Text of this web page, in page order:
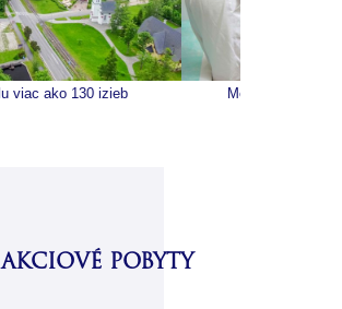
Moderné vybavenie a liečebné procedúry
AKCIOVÉ POBYTY